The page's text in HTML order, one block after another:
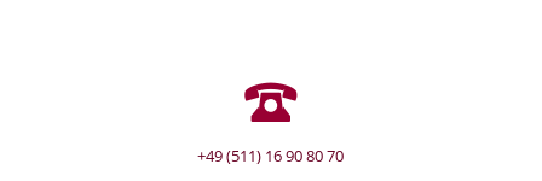
+49 (511) 16 90 80 70